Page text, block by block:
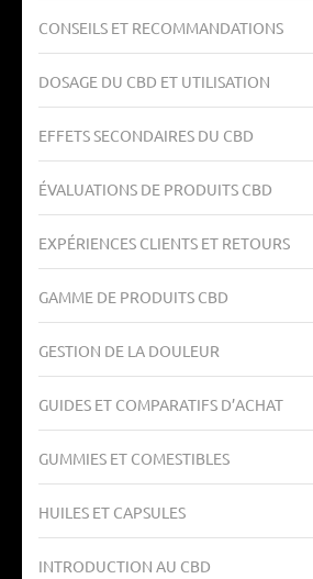
CONSEILS ET RECOMMANDATIONS
DOSAGE DU CBD ET UTILISATION
EFFETS SECONDAIRES DU CBD
ÉVALUATIONS DE PRODUITS CBD
EXPÉRIENCES CLIENTS ET RETOURS
GAMME DE PRODUITS CBD
GESTION DE LA DOULEUR
GUIDES ET COMPARATIFS D’ACHAT
GUMMIES ET COMESTIBLES
HUILES ET CAPSULES
INTRODUCTION AU CBD